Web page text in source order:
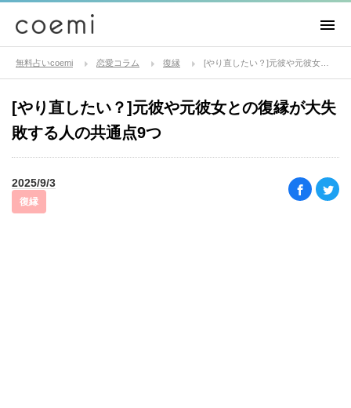
無料占いcoemi 恋愛コラム 復縁
[やり直したい？]元彼や元彼女との復縁が大失
敗する人の共通点9つ
2025/9/3
復縁